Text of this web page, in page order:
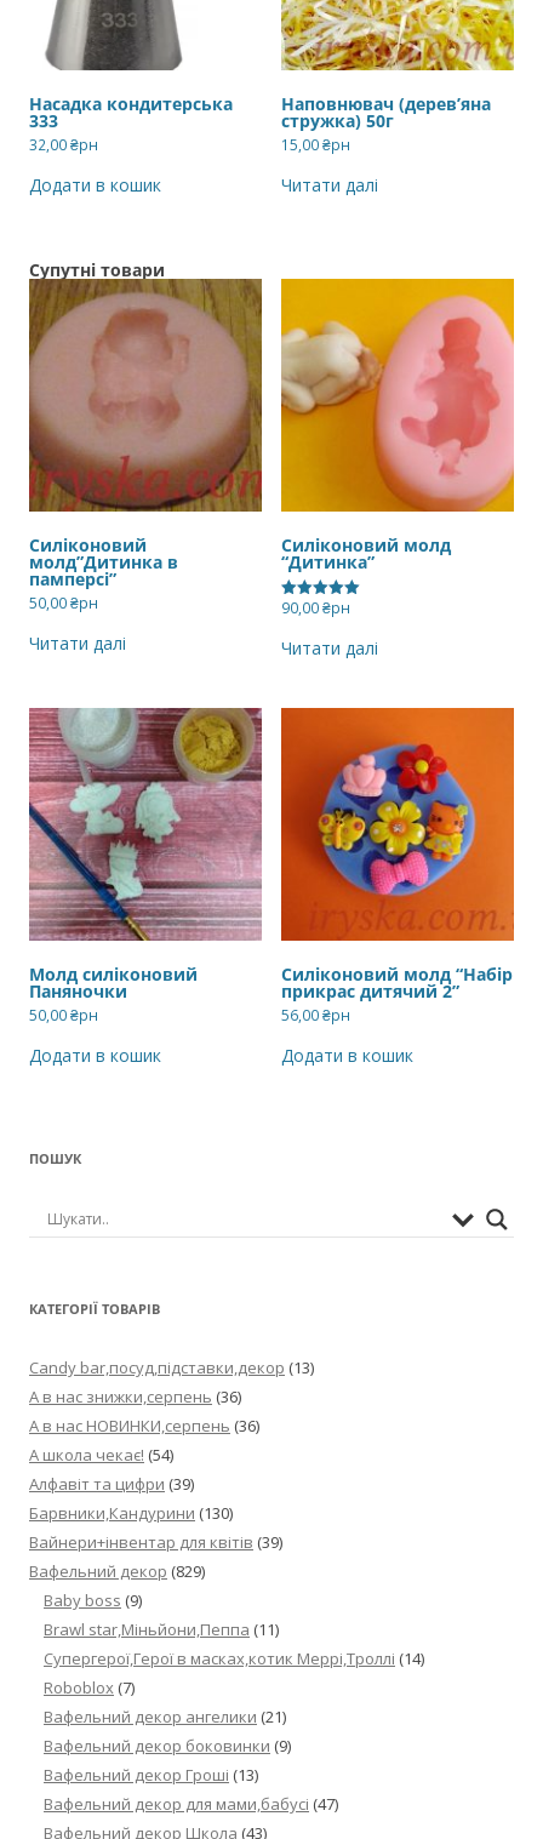
Насадка кондитерська
333
32,00₴рн
Додати в кошик
Наповнювач (дерев’яна
стружка) 50г
15,00₴рн
Читати далі
Супутні товари
Силіконовий
молд”Дитинка в
памперсі”
50,00₴рн
Читати далі
Силіконовий молд
“Дитинка”
Оцінено в
90,00₴рн
Читати далі
Молд силіконовий
Паняночки
50,00₴рн
Додати в кошик
Силіконовий молд “Набір
прикрас дитячий 2”
56,00₴рн
Додати в кошик
ПОШУК
КАТЕГОРІЇ ТОВАРІВ
Candy bar,посуд,підставки,декор (13)
А в нас знижки,серпень (36)
А в нас НОВИНКИ,серпень (36)
А школа чекає! (54)
Алфавіт та цифри (39)
Барвники,Кандурини (130)
Вайнери+інвентар для квітів (39)
Вафельний декор (829)
Baby boss (9)
Brawl star,Міньйони,Пеппа (11)
Cупергерої,Герої в масках,котик Меррі,Троллі (14)
Roboblox (7)
Вафельний декор ангелики (21)
Вафельний декор боковинки (9)
Вафельний декор Гроші (13)
Вафельний декор для мами,бабусі (47)
Вафельний декор Школа (43)